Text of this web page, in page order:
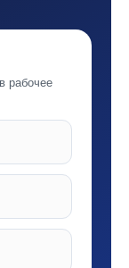
рабочее